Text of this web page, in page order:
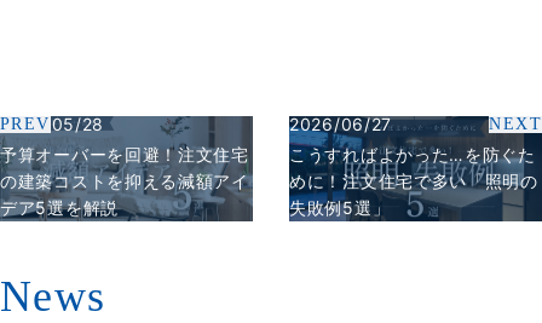
PREV
2026/05/28
予算オーバーを回避！注文住宅
の建築コストを抑える減額アイ
デア5選を解説
NEXT
2026/06/27
こうすればよかった…を防ぐた
めに！注文住宅で多い「照明の
失敗例5選」
News